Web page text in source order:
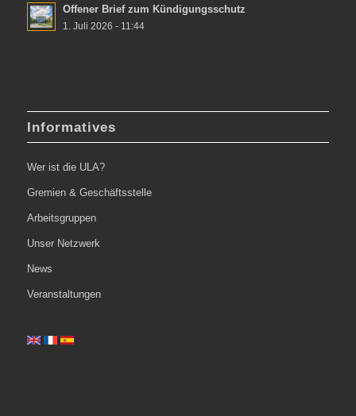
Offener Brief zum Kündigungsschutz
1. Juli 2026 - 11:44
Informatives
Wer ist die ULA?
Gremien & Geschäftsstelle
Arbeitsgruppen
Unser Netzwerk
News
Veranstaltungen